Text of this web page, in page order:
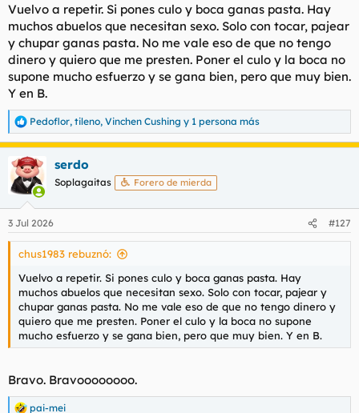
d
e
l
t
e
m
a
i
c
i
o
Vuelvo a repetir. Si pones culo y boca ganas pasta. Hay
muchos abuelos que necesitan sexo. Solo con tocar, pajear
y chupar ganas pasta. No me vale eso de que no tengo
dinero y quiero que me presten. Poner el culo y la boca no
supone mucho esfuerzo y se gana bien, pero que muy bien.
Y en B.
R
e
a
c
c
i
e
s
Pedoflor, tileno, Vinchen Cushing y 1 persona más
serdo
Soplagaitas Forero de mierda
3 Jul 2026 #127
chus1983 rebuznó:
Vuelvo a repetir. Si pones culo y boca ganas pasta. Hay
muchos abuelos que necesitan sexo. Solo con tocar, pajear y
chupar ganas pasta. No me vale eso de que no tengo dinero y
quiero que me presten. Poner el culo y la boca no supone
mucho esfuerzo y se gana bien, pero que muy bien. Y en B.
Bravo. Bravoooooooo.
pai-mei